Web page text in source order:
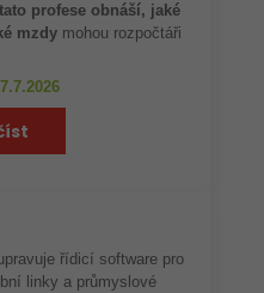
profese obnáší, jaké
mzdy mohou rozpočtáři
řídicí software pro
linky a průmyslové